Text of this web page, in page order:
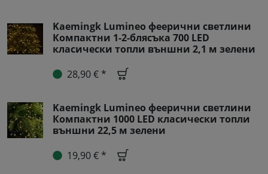
Kaemingk Lumineo феерични светлини
Компактни 1-2-блясъка 700 LED
класически топли външни 2,1 м зелени
28,90 € *
Kaemingk Lumineo феерични светлини
Компактни 1000 LED класически топли
външни 22,5 м зелени
19,90 € *